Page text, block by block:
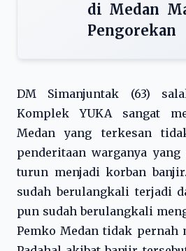
di Medan
Pengorekan
DM Simanjuntak (63)
Komplek YUKA sangat
Medan yang terkesan
penderitaan warganya
turun menjadi korban
sudah berulangkali terjadi
pun sudah berulangkali
Pemko Medan tidak pernah